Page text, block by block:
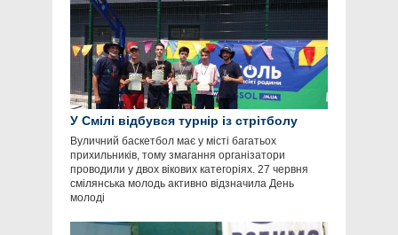
У Смілі відбувся турнір із стрітболу
Вуличний баскетбол має у місті багатьох
прихильників, тому змагання організатори
проводили у двох вікових категоріях. 27 червня
смілянська молодь активно відзначила День
молоді